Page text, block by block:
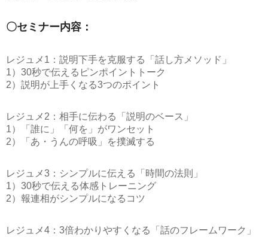
〇セミナー内容：
レジュメ1：説明下手を克服する「話し方メソッド」
1）30秒で伝えるピンポイントトーク
2）説明が上手くなる3つのポイント
レジュメ2：相手に伝わる「説明のベース」
1）「誰に」「何を」がワンセット
2）「あ・うんの呼吸」を撲滅する
レジュメ3：シンプルに伝える「時間の法則」
1）30秒で伝える体感トレーニング
2）報連相がシンプルになるコツ
レジュメ4：3倍わかりやすくなる「話のフレームワーク」